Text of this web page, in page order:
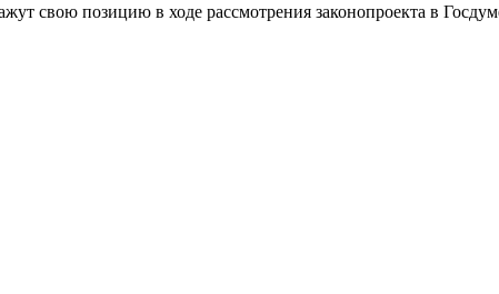
свою позицию в ходе рассмотрения законопроекта в